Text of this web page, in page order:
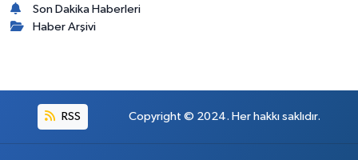
Son Dakika Haberleri
Haber Arşivi
RSS Copyright © 2024. Her hakkı saklıdır.